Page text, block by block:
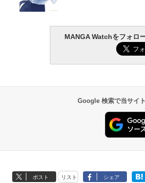
MANGA Watchをフォロ
Google 検索で当サイ
ポスト リスト シェア